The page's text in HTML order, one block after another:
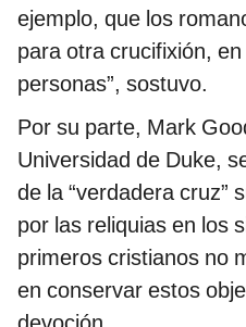
ejemplo, que los
para otra crucifixión,
personas”, sostuvo.
Por su parte, Mark
Universidad de Duke,
de la “verdadera cruz”
por las reliquias en los
primeros cristianos no
en conservar estos